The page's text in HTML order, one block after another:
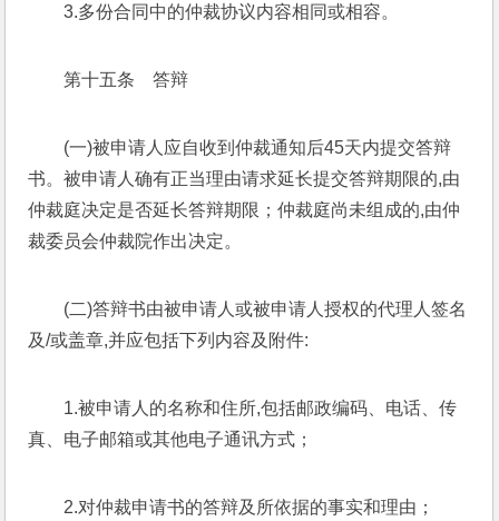
3.多份合同中的仲裁协议内容相同或相容。
第十五条　答辩
(一)被申请人应自收到仲裁通知后45天内提交答辩
书。被申请人确有正当理由请求延长提交答辩期限的,由
仲裁庭决定是否延长答辩期限；仲裁庭尚未组成的,由仲
裁委员会仲裁院作出决定。
(二)答辩书由被申请人或被申请人授权的代理人签名
及/或盖章,并应包括下列内容及附件:
1.被申请人的名称和住所,包括邮政编码、电话、传
真、电子邮箱或其他电子通讯方式；
2.对仲裁申请书的答辩及所依据的事实和理由；